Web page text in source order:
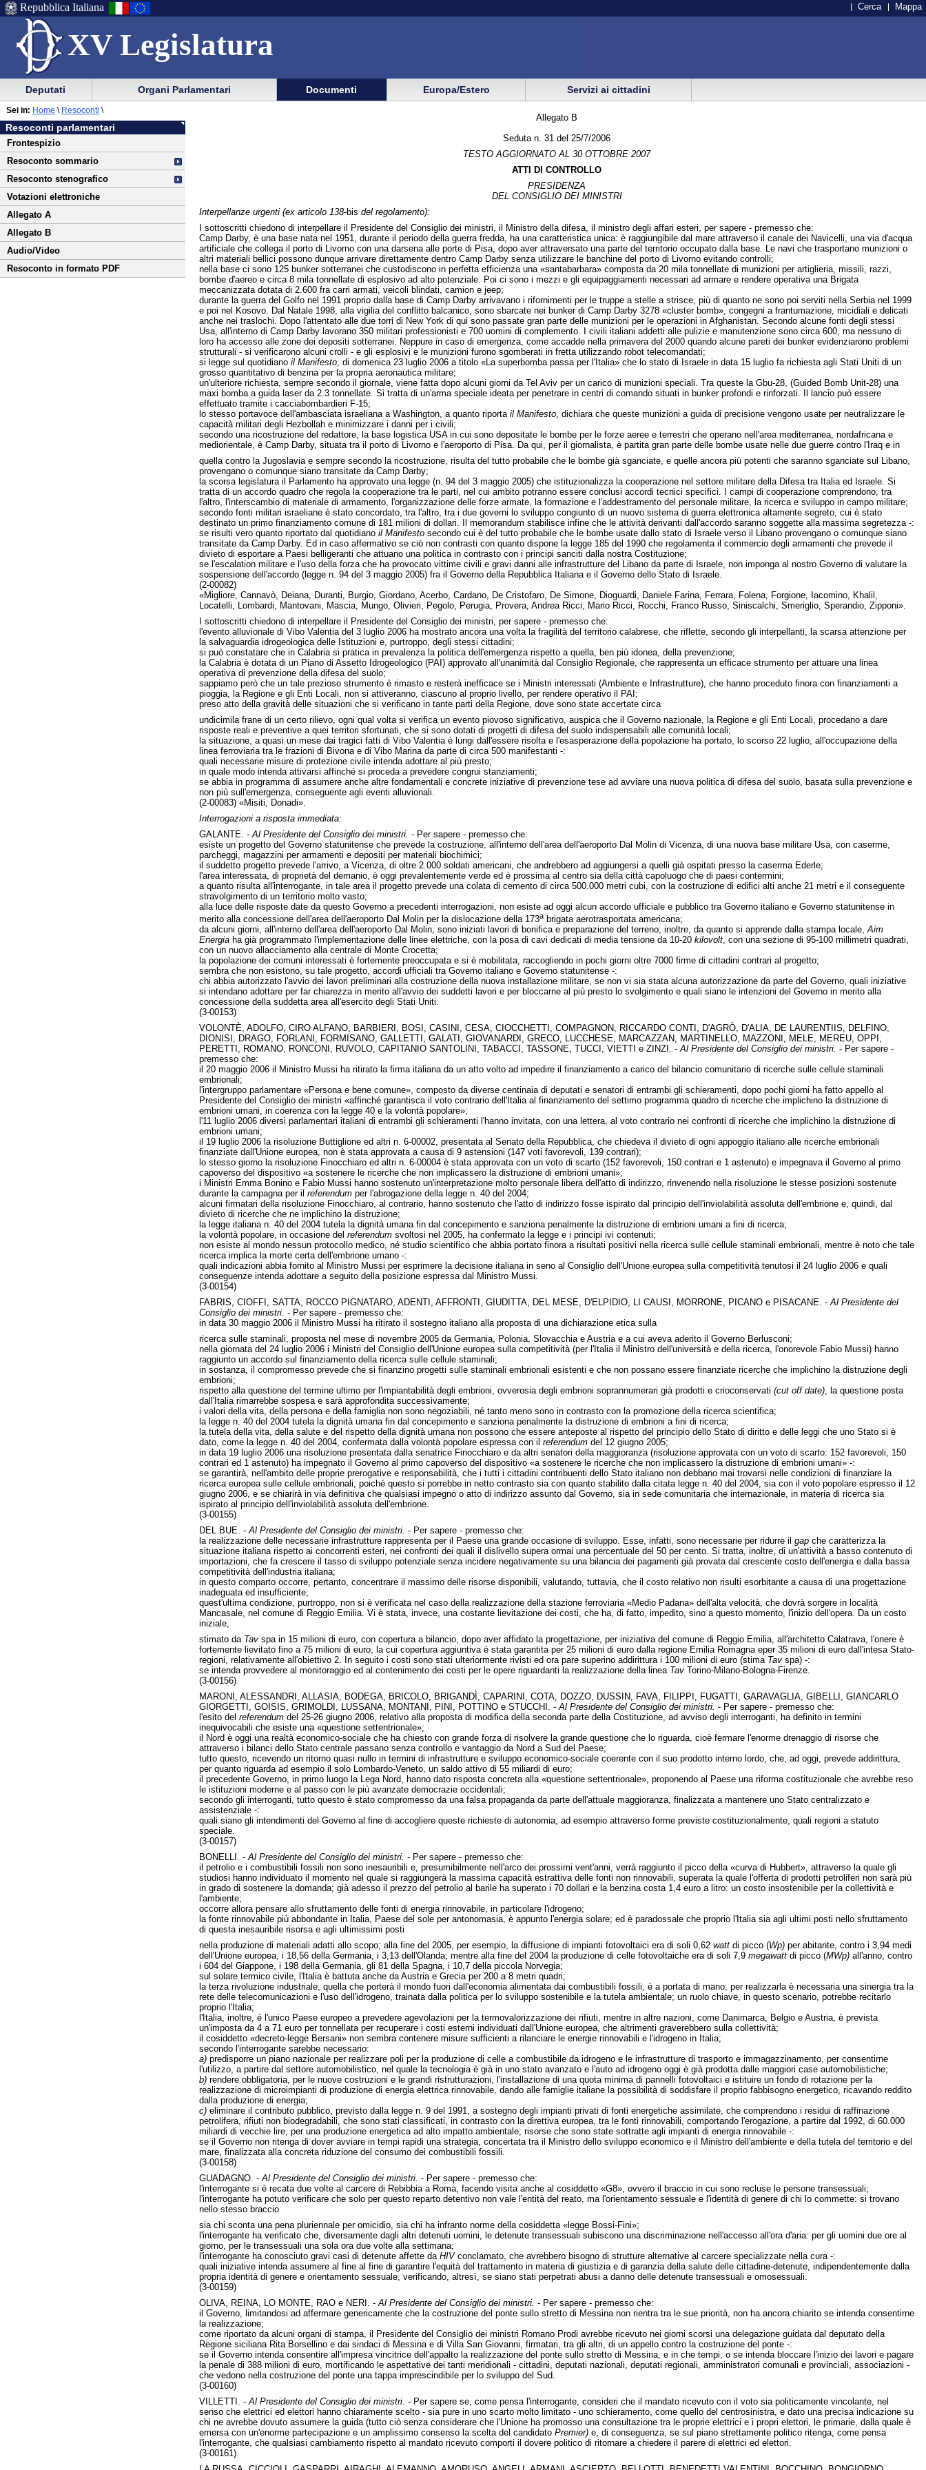
XV Legislatura
Menu
di
ausilio
alla
navigazione
Menu
di
navigazione
principale
Repubblica Italiana Cerca Mappa
Menu
di
navigazione
principale
menu
di
sezione
Deputati Organi Parlamentari Documenti Europa/Estero Servizi ai cittadini
Vai
al
contenuto
Resoconti parlamentari
Frontespizio
Resoconto sommario
Resoconto stenografico
Votazioni elettroniche
Allegato A
Allegato B
Audio/Video
Resoconto in formato PDF
Sei in: Home \ Resoconti \
Allegato B
Seduta n. 31 del 25/7/2006
TESTO AGGIORNATO AL 30 OTTOBRE 2007
ATTI DI CONTROLLO
PRESIDENZA
DEL CONSIGLIO DEI MINISTRI
Interpellanze urgenti (ex articolo 138-bis del regolamento):
I sottoscritti chiedono di interpellare il Presidente del Consiglio dei ministri, il Ministro della difesa, il ministro degli affari esteri, per sapere - premesso che:
Camp Darby, è una base nata nel 1951, durante il periodo della guerra fredda, ha una caratteristica unica: è raggiungibile dal mare attraverso il canale dei Navicelli, una via d'acqua
artificiale che collega il porto di Livorno con una darsena alle porte di Pisa, dopo aver attraversato una parte del territorio occupato dalla base. Le navi che trasportano munizioni o
altri materiali bellici possono dunque arrivare direttamente dentro Camp Darby senza utilizzare le banchine del porto di Livorno evitando controlli;
nella base ci sono 125 bunker sotterranei che custodiscono in perfetta efficienza una «santabarbara» composta da 20 mila tonnellate di munizioni per artiglieria, missili, razzi,
bombe d'aereo e circa 8 mila tonnellate di esplosivo ad alto potenziale. Poi ci sono i mezzi e gli equipaggiamenti necessari ad armare e rendere operativa una Brigata
meccanizzata dotata di 2.600 fra carri armati, veicoli blindati, camion e jeep;
durante la guerra del Golfo nel 1991 proprio dalla base di Camp Darby arrivavano i rifornimenti per le truppe a stelle a strisce, più di quanto ne sono poi serviti nella Serbia nel 1999
e poi nel Kosovo. Dal Natale 1998, alla vigilia del conflitto balcanico, sono sbarcate nei bunker di Camp Darby 3278 «cluster bomb», congegni a frantumazione, micidiali e delicati
anche nei traslochi. Dopo l'attentato alle due torri di New York di qui sono passate gran parte delle munizioni per le operazioni in Afghanistan. Secondo alcune fonti degli stessi
Usa, all'interno di Camp Darby lavorano 350 militari professionisti e 700 uomini di complemento. I civili italiani addetti alle pulizie e manutenzione sono circa 600, ma nessuno di
loro ha accesso alle zone dei depositi sotterranei. Neppure in caso di emergenza, come accadde nella primavera del 2000 quando alcune pareti dei bunker evidenziarono problemi
strutturali - si verificarono alcuni crolli - e gli esplosivi e le munizioni furono sgomberati in fretta utilizzando robot telecomandati;
si legge sul quotidiano il Manifesto, di domenica 23 luglio 2006 a titolo «La superbomba passa per l'Italia» che lo stato di Israele in data 15 luglio fa richiesta agli Stati Uniti di un
grosso quantitativo di benzina per la propria aeronautica militare;
un'ulteriore richiesta, sempre secondo il giornale, viene fatta dopo alcuni giorni da Tel Aviv per un carico di munizioni speciali. Tra queste la Gbu-28, (Guided Bomb Unit-28) una
maxi bomba a guida laser da 2.3 tonnellate. Si tratta di un'arma speciale ideata per penetrare in centri di comando situati in bunker profondi e rinforzati. Il lancio può essere
effettuato tramite i cacciabombardieri F-15;
lo stesso portavoce dell'ambasciata israeliana a Washington, a quanto riporta il Manifesto, dichiara che queste munizioni a guida di precisione vengono usate per neutralizzare le
capacità militari degli Hezbollah e minimizzare i danni per i civili;
secondo una ricostruzione del redattore, la base logistica USA in cui sono depositate le bombe per le forze aeree e terrestri che operano nell'area mediterranea, nordafricana e
mediorientale, è Camp Darby, situata tra il porto di Livorno e l'aeroporto di Pisa. Da qui, per il giornalista, è partita gran parte delle bombe usate nelle due guerre contro l'Iraq e in
quella contro la Jugoslavia e sempre secondo la ricostruzione, risulta del tutto probabile che le bombe già sganciate, e quelle ancora più potenti che saranno sganciate sul Libano,
provengano o comunque siano transitate da Camp Darby;
la scorsa legislatura il Parlamento ha approvato una legge (n. 94 del 3 maggio 2005) che istituzionalizza la cooperazione nel settore militare della Difesa tra Italia ed Israele. Si
tratta di un accordo quadro che regola la cooperazione tra le parti, nel cui ambito potranno essere conclusi accordi tecnici specifici. I campi di cooperazione comprendono, tra
l'altro, l'interscambio di materiale di armamento, l'organizzazione delle forze armate, la formazione e l'addestramento del personale militare, la ricerca e sviluppo in campo militare;
secondo fonti militari israeliane è stato concordato, tra l'altro, tra i due governi lo sviluppo congiunto di un nuovo sistema di guerra elettronica altamente segreto, cui è stato
destinato un primo finanziamento comune di 181 milioni di dollari. Il memorandum stabilisce infine che le attività derivanti dall'accordo saranno soggette alla massima segretezza -:
se risulti vero quanto riportato dal quotidiano il Manifestosecondo cui è del tutto probabile che le bombe usate dallo stato di Israele verso il Libano provengano o comunque siano
transitate da Camp Darby. Ed in caso affermativo se ciò non contrasti con quanto dispone la legge 185 del 1990 che regolamenta il commercio degli armamenti che prevede il
divieto di esportare a Paesi belligeranti che attuano una politica in contrasto con i principi sanciti dalla nostra Costituzione;
se l'escalation militare e l'uso della forza che ha provocato vittime civili e gravi danni alle infrastrutture del Libano da parte di Israele, non imponga al nostro Governo di valutare la
sospensione dell'accordo (legge n. 94 del 3 maggio 2005) fra il Governo della Repubblica Italiana e il Governo dello Stato di Israele.
(2-00082)
«Migliore, Cannavò, Deiana, Duranti, Burgio, Giordano, Acerbo, Cardano, De Cristofaro, De Simone, Dioguardi, Daniele Farina, Ferrara, Folena, Forgione, Iacomino, Khalil,
Locatelli, Lombardi, Mantovani, Mascia, Mungo, Olivieri, Pegolo, Perugia, Provera, Andrea Ricci, Mario Ricci, Rocchi, Franco Russo, Siniscalchi, Smeriglio, Sperandio, Zipponi».
I sottoscritti chiedono di interpellare il Presidente del Consiglio dei ministri, per sapere - premesso che:
l'evento alluvionale di Vibo Valentia del 3 luglio 2006 ha mostrato ancora una volta la fragilità del territorio calabrese, che riflette, secondo gli interpellanti, la scarsa attenzione per
la salvaguardia idrogeologica delle Istituzioni e, purtroppo, degli stessi cittadini;
si può constatare che in Calabria si pratica in prevalenza la politica dell'emergenza rispetto a quella, ben più idonea, della prevenzione;
la Calabria è dotata di un Piano di Assetto Idrogeologico (PAI) approvato all'unanimità dal Consiglio Regionale, che rappresenta un efficace strumento per attuare una linea
operativa di prevenzione della difesa del suolo;
sappiamo però che un tale prezioso strumento è rimasto e resterà inefficace se i Ministri interessati (Ambiente e Infrastrutture), che hanno proceduto finora con finanziamenti a
pioggia, la Regione e gli Enti Locali, non si attiveranno, ciascuno al proprio livello, per rendere operativo il PAI;
preso atto della gravità delle situazioni che si verificano in tante parti della Regione, dove sono state accertate circa
undicimila frane di un certo rilievo, ogni qual volta si verifica un evento piovoso significativo, auspica che il Governo nazionale, la Regione e gli Enti Locali, procedano a dare
risposte reali e preventive a quei territori sfortunati, che si sono dotati di progetti di difesa del suolo indispensabili alle comunità locali;
la situazione, a quasi un mese dai tragici fatti di Vibo Valentia è lungi dall'essere risolta e l'esasperazione della popolazione ha portato, lo scorso 22 luglio, all'occupazione della
linea ferroviaria tra le frazioni di Bivona e di Vibo Marina da parte di circa 500 manifestanti -:
quali necessarie misure di protezione civile intenda adottare al più presto;
in quale modo intenda attivarsi affinché si proceda a prevedere congrui stanziamenti;
se abbia in programma di assumere anche altre fondamentali e concrete iniziative di prevenzione tese ad avviare una nuova politica di difesa del suolo, basata sulla prevenzione e
non più sull'emergenza, conseguente agli eventi alluvionali.
(2-00083) «Misiti, Donadi».
Interrogazioni a risposta immediata:
GALANTE. - Al Presidente del Consiglio dei ministri. - Per sapere - premesso che:
esiste un progetto del Governo statunitense che prevede la costruzione, all'interno dell'area dell'aeroporto Dal Molin di Vicenza, di una nuova base militare Usa, con caserme,
parcheggi, magazzini per armamenti e depositi per materiali biochimici;
il suddetto progetto prevede l'arrivo, a Vicenza, di oltre 2.000 soldati americani, che andrebbero ad aggiungersi a quelli già ospitati presso la caserma Ederle;
l'area interessata, di proprietà del demanio, è oggi prevalentemente verde ed è prossima al centro sia della città capoluogo che di paesi contermini;
a quanto risulta all'interrogante, in tale area il progetto prevede una colata di cemento di circa 500.000 metri cubi, con la costruzione di edifici alti anche 21 metri e il conseguente
stravolgimento di un territorio molto vasto;
alla luce delle risposte date da questo Governo a precedenti interrogazioni, non esiste ad oggi alcun accordo ufficiale e pubblico tra Governo italiano e Governo statunitense in
merito alla concessione dell'area dell'aeroporto Dal Molin per la dislocazione della 173abrigata aerotrasportata americana;
da alcuni giorni, all'interno dell'area dell'aeroporto Dal Molin, sono iniziati lavori di bonifica e preparazione del terreno; inoltre, da quanto si apprende dalla stampa locale, Aim
Energiaha già programmato l'implementazione delle linee elettriche, con la posa di cavi dedicati di media tensione da 10-20 kilovolt, con una sezione di 95-100 millimetri quadrati,
con un nuovo allacciamento alla centrale di Monte Crocetta;
la popolazione dei comuni interessati è fortemente preoccupata e si è mobilitata, raccogliendo in pochi giorni oltre 7000 firme di cittadini contrari al progetto;
sembra che non esistono, su tale progetto, accordi ufficiali tra Governo italiano e Governo statunitense -:
chi abbia autorizzato l'avvio dei lavori preliminari alla costruzione della nuova installazione militare, se non vi sia stata alcuna autorizzazione da parte del Governo, quali iniziative
si intendano adottare per far chiarezza in merito all'avvio dei suddetti lavori e per bloccarne al più presto lo svolgimento e quali siano le intenzioni del Governo in merito alla
concessione della suddetta area all'esercito degli Stati Uniti.
(3-00153)
VOLONTÈ, ADOLFO, CIRO ALFANO, BARBIERI, BOSI, CASINI, CESA, CIOCCHETTI, COMPAGNON, RICCARDO CONTI, D'AGRÒ, D'ALIA, DE LAURENTIIS, DELFINO,
DIONISI, DRAGO, FORLANI, FORMISANO, GALLETTI, GALATI, GIOVANARDI, GRECO, LUCCHESE, MARCAZZAN, MARTINELLO, MAZZONI, MELE, MEREU, OPPI,
PERETTI, ROMANO, RONCONI, RUVOLO, CAPITANIO SANTOLINI, TABACCI, TASSONE, TUCCI, VIETTI e ZINZI. - Al Presidente del Consiglio dei ministri. - Per sapere -
premesso che:
il 20 maggio 2006 il Ministro Mussi ha ritirato la firma italiana da un atto volto ad impedire il finanziamento a carico del bilancio comunitario di ricerche sulle cellule staminali
embrionali;
l'intergruppo parlamentare «Persona e bene comune», composto da diverse centinaia di deputati e senatori di entrambi gli schieramenti, dopo pochi giorni ha fatto appello al
Presidente del Consiglio dei ministri «affinché garantisca il voto contrario dell'Italia al finanziamento del settimo programma quadro di ricerche che implichino la distruzione di
embrioni umani, in coerenza con la legge 40 e la volontà popolare»;
l'11 luglio 2006 diversi parlamentari italiani di entrambi gli schieramenti l'hanno invitata, con una lettera, al voto contrario nei confronti di ricerche che implichino la distruzione di
embrioni umani;
il 19 luglio 2006 la risoluzione Buttiglione ed altri n. 6-00002, presentata al Senato della Repubblica, che chiedeva il divieto di ogni appoggio italiano alle ricerche embrionali
finanziate dall'Unione europea, non è stata approvata a causa di 9 astensioni (147 voti favorevoli, 139 contrari);
lo stesso giorno la risoluzione Finocchiaro ed altri n. 6-00004 è stata approvata con un voto di scarto (152 favorevoli, 150 contrari e 1 astenuto) e impegnava il Governo al primo
capoverso del dispositivo «a sostenere le ricerche che non implicassero la distruzione di embrioni umani»;
i Ministri Emma Bonino e Fabio Mussi hanno sostenuto un'interpretazione molto personale libera dell'atto di indirizzo, rinvenendo nella risoluzione le stesse posizioni sostenute
durante la campagna per il referendumper l'abrogazione della legge n. 40 del 2004;
alcuni firmatari della risoluzione Finocchiaro, al contrario, hanno sostenuto che l'atto di indirizzo fosse ispirato dal principio dell'inviolabilità assoluta dell'embrione e, quindi, dal
divieto di ricerche che ne implichino la distruzione;
la legge italiana n. 40 del 2004 tutela la dignità umana fin dal concepimento e sanziona penalmente la distruzione di embrioni umani a fini di ricerca;
la volontà popolare, in occasione del referendumsvoltosi nel 2005, ha confermato la legge e i principi ivi contenuti;
non esiste al mondo nessun protocollo medico, né studio scientifico che abbia portato finora a risultati positivi nella ricerca sulle cellule staminali embrionali, mentre è noto che tale
ricerca implica la morte certa dell'embrione umano -:
quali indicazioni abbia fornito al Ministro Mussi per esprimere la decisione italiana in seno al Consiglio dell'Unione europea sulla competitività tenutosi il 24 luglio 2006 e quali
conseguenze intenda adottare a seguito della posizione espressa dal Ministro Mussi.
(3-00154)
FABRIS, CIOFFI, SATTA, ROCCO PIGNATARO, ADENTI, AFFRONTI, GIUDITTA, DEL MESE, D'ELPIDIO, LI CAUSI, MORRONE, PICANO e PISACANE. - Al Presidente del
Consiglio dei ministri. - Per sapere - premesso che:
in data 30 maggio 2006 il Ministro Mussi ha ritirato il sostegno italiano alla proposta di una dichiarazione etica sulla
ricerca sulle staminali, proposta nel mese di novembre 2005 da Germania, Polonia, Slovacchia e Austria e a cui aveva aderito il Governo Berlusconi;
nella giornata del 24 luglio 2006 i Ministri del Consiglio dell'Unione europea sulla competitività (per l'Italia il Ministro dell'università e della ricerca, l'onorevole Fabio Mussi) hanno
raggiunto un accordo sul finanziamento della ricerca sulle cellule staminali;
in sostanza, il compromesso prevede che si finanzino progetti sulle staminali embrionali esistenti e che non possano essere finanziate ricerche che implichino la distruzione degli
embrioni;
rispetto alla questione del termine ultimo per l'impiantabilità degli embrioni, ovverosia degli embrioni soprannumerari già prodotti e crioconservati (cut off date), la questione posta
dall'Italia rimarrebbe sospesa e sarà approfondita successivamente;
i valori della vita, della persona e della famiglia non sono negoziabili, né tanto meno sono in contrasto con la promozione della ricerca scientifica;
la legge n. 40 del 2004 tutela la dignità umana fin dal concepimento e sanziona penalmente la distruzione di embrioni a fini di ricerca;
la tutela della vita, della salute e del rispetto della dignità umana non possono che essere anteposte al rispetto del principio dello Stato di diritto e delle leggi che uno Stato si è
dato, come la legge n. 40 del 2004, confermata dalla volontà popolare espressa con il referendumdel 12 giugno 2005;
in data 19 luglio 2006 una risoluzione presentata dalla senatrice Finocchiaro e da altri senatori della maggioranza (risoluzione approvata con un voto di scarto: 152 favorevoli, 150
contrari ed 1 astenuto) ha impegnato il Governo al primo capoverso del dispositivo «a sostenere le ricerche che non implicassero la distruzione di embrioni umani» -:
se garantirà, nell'ambito delle proprie prerogative e responsabilità, che i tutti i cittadini contribuenti dello Stato italiano non debbano mai trovarsi nelle condizioni di finanziare la
ricerca europea sulle cellule embrionali, poiché questo si porrebbe in netto contrasto sia con quanto stabilito dalla citata legge n. 40 del 2004, sia con il voto popolare espresso il 12
giugno 2006, e se chiarirà in via definitiva che qualsiasi impegno o atto di indirizzo assunto dal Governo, sia in sede comunitaria che internazionale, in materia di ricerca sia
ispirato al principio dell'inviolabilità assoluta dell'embrione.
(3-00155)
DEL BUE. - Al Presidente del Consiglio dei ministri. - Per sapere - premesso che:
la realizzazione delle necessarie infrastrutture rappresenta per il Paese una grande occasione di sviluppo. Esse, infatti, sono necessarie per ridurre il gapche caratterizza la
situazione italiana rispetto ai concorrenti esteri, nei confronti dei quali il dislivello supera ormai una percentuale del 50 per cento. Si tratta, inoltre, di un'attività a basso contenuto di
importazioni, che fa crescere il tasso di sviluppo potenziale senza incidere negativamente su una bilancia dei pagamenti già provata dal crescente costo dell'energia e dalla bassa
competitività dell'industria italiana;
in questo comparto occorre, pertanto, concentrare il massimo delle risorse disponibili, valutando, tuttavia, che il costo relativo non risulti esorbitante a causa di una progettazione
inadeguata ed insufficiente;
quest'ultima condizione, purtroppo, non si è verificata nel caso della realizzazione della stazione ferroviaria «Medio Padana» dell'alta velocità, che dovrà sorgere in località
Mancasale, nel comune di Reggio Emilia. Vi è stata, invece, una costante lievitazione dei costi, che ha, di fatto, impedito, sino a questo momento, l'inizio dell'opera. Da un costo
iniziale,
stimato da Tavspa in 15 milioni di euro, con copertura a bilancio, dopo aver affidato la progettazione, per iniziativa del comune di Reggio Emilia, all'architetto Calatrava, l'onere è
fortemente lievitato fino a 75 milioni di euro, la cui copertura aggiuntiva è stata garantita per 25 milioni di euro dalla regione Emilia Romagna eper 35 milioni di euro dall'intesa Stato-
regioni, relativamente all'obiettivo 2. In seguito i costi sono stati ulteriormente rivisti ed ora pare superino addirittura i 100 milioni di euro (stima Tavspa) -:
se intenda provvedere al monitoraggio ed al contenimento dei costi per le opere riguardanti la realizzazione della linea TavTorino-Milano-Bologna-Firenze.
(3-00156)
MARONI, ALESSANDRI, ALLASIA, BODEGA, BRICOLO, BRIGANDÌ, CAPARINI, COTA, DOZZO, DUSSIN, FAVA, FILIPPI, FUGATTI, GARAVAGLIA, GIBELLI, GIANCARLO
GIORGETTI, GOISIS, GRIMOLDI, LUSSANA, MONTANI, PINI, POTTINO e STUCCHI. - Al Presidente del Consiglio dei ministri. - Per sapere - premesso che:
l'esito del referendumdel 25-26 giugno 2006, relativo alla proposta di modifica della seconda parte della Costituzione, ad avviso degli interroganti, ha definito in termini
inequivocabili che esiste una «questione settentrionale»;
il Nord è oggi una realtà economico-sociale che ha chiesto con grande forza di risolvere la grande questione che lo riguarda, cioè fermare l'enorme drenaggio di risorse che
attraverso i bilanci dello Stato centrale passano senza controllo e vantaggio da Nord a Sud del Paese;
tutto questo, ricevendo un ritorno quasi nullo in termini di infrastrutture e sviluppo economico-sociale coerente con il suo prodotto interno lordo, che, ad oggi, prevede addirittura,
per quanto riguarda ad esempio il solo Lombardo-Veneto, un saldo attivo di 55 miliardi di euro;
il precedente Governo, in primo luogo la Lega Nord, hanno dato risposta concreta alla «questione settentrionale», proponendo al Paese una riforma costituzionale che avrebbe reso
le istituzioni moderne e al passo con le più avanzate democrazie occidentali;
secondo gli interroganti, tutto questo è stato compromesso da una falsa propaganda da parte dell'attuale maggioranza, finalizzata a mantenere uno Stato centralizzato e
assistenziale -:
quali siano gli intendimenti del Governo al fine di accogliere queste richieste di autonomia, ad esempio attraverso forme previste costituzionalmente, quali regioni a statuto
speciale.
(3-00157)
BONELLI. - Al Presidente del Consiglio dei ministri. - Per sapere - premesso che:
il petrolio e i combustibili fossili non sono inesauribili e, presumibilmente nell'arco dei prossimi vent'anni, verrà raggiunto il picco della «curva di Hubbert», attraverso la quale gli
studiosi hanno individuato il momento nel quale si raggiungerà la massima capacità estrattiva delle fonti non rinnovabili, superata la quale l'offerta di prodotti petroliferi non sarà più
in grado di sostenere la domanda; già adesso il prezzo del petrolio al barile ha superato i 70 dollari e la benzina costa 1,4 euro a litro: un costo insostenibile per la collettività e
l'ambiente;
occorre allora pensare allo sfruttamento delle fonti di energia rinnovabile, in particolare l'idrogeno;
la fonte rinnovabile più abbondante in Italia, Paese del sole per antonomasia, è appunto l'energia solare; ed è paradossale che proprio l'Italia sia agli ultimi posti nello sfruttamento
di questa inesauribile risorsa e agli ultimissimi posti
nella produzione di materiali adatti allo scopo; alla fine del 2005, per esempio, la diffusione di impianti fotovoltaici era di soli 0,62 wattdi picco (Wp)per abitante, contro i 3,94 medi
dell'Unione europea, i 18,56 della Germania, i 3,13 dell'Olanda; mentre alla fine del 2004 la produzione di celle fotovoltaiche era di soli 7,9 megawattdi picco (MWp)all'anno, contro
i 604 del Giappone, i 198 della Germania, gli 81 della Spagna, i 10,7 della piccola Norvegia;
sul solare termico civile, l'Italia è battuta anche da Austria e Grecia per 200 a 8 metri quadri;
la terza rivoluzione industriale, quella che porterà il mondo fuori dall'economia alimentata dai combustibili fossili, è a portata di mano; per realizzarla è necessaria una sinergia tra la
rete delle telecomunicazioni e l'uso dell'idrogeno, trainata dalla politica per lo sviluppo sostenibile e la tutela ambientale; un ruolo chiave, in questo scenario, potrebbe recitarlo
proprio l'Italia;
l'Italia, inoltre, è l'unico Paese europeo a prevedere agevolazioni per la termovalorizzazione dei rifiuti, mentre in altre nazioni, come Danimarca, Belgio e Austria, è prevista
un'imposta da 4 a 71 euro per tonnellata per recuperare i costi esterni individuati dall'Unione europea, che altrimenti graverebbero sulla collettività;
il cosiddetto «decreto-legge Bersani» non sembra contenere misure sufficienti a rilanciare le energie rinnovabili e l'idrogeno in Italia;
secondo l'interrogante sarebbe necessario:
a)predisporre un piano nazionale per realizzare poli per la produzione di celle a combustibile da idrogeno e le infrastrutture di trasporto e immagazzinamento, per consentirne
l'utilizzo, a partire dal settore automobilistico, nel quale la tecnologia è già in uno stato avanzato e l'auto ad idrogeno oggi è già prodotta dalle maggiori case automobilistiche;
b)rendere obbligatoria, per le nuove costruzioni e le grandi ristrutturazioni, l'installazione di una quota minima di pannelli fotovoltaici e istituire un fondo di rotazione per la
realizzazione di microimpianti di produzione di energia elettrica rinnovabile, dando alle famiglie italiane la possibilità di soddisfare il proprio fabbisogno energetico, ricavando reddito
dalla produzione di energia;
c)eliminare il contributo pubblico, previsto dalla legge n. 9 del 1991, a sostegno degli impianti privati di fonti energetiche assimilate, che comprendono i residui di raffinazione
petrolifera, rifiuti non biodegradabili, che sono stati classificati, in contrasto con la direttiva europea, tra le fonti rinnovabili, comportando l'erogazione, a partire dal 1992, di 60.000
miliardi di vecchie lire, per una produzione energetica ad alto impatto ambientale; risorse che sono state sottratte agli impianti di energia rinnovabile -:
se il Governo non ritenga di dover avviare in tempi rapidi una strategia, concertata tra il Ministro dello sviluppo economico e il Ministro dell'ambiente e della tutela del territorio e del
mare, finalizzata alla concreta riduzione del consumo dei combustibili fossili.
(3-00158)
GUADAGNO. - Al Presidente del Consiglio dei ministri. - Per sapere - premesso che:
l'interrogante si è recata due volte al carcere di Rebibbia a Roma, facendo visita anche al cosiddetto «G8», ovvero il braccio in cui sono recluse le persone transessuali;
l'interrogante ha potuto verificare che solo per questo reparto detentivo non vale l'entità del reato, ma l'orientamento sessuale e l'identità di genere di chi lo commette: si trovano
nello stesso braccio
sia chi sconta una pena pluriennale per omicidio, sia chi ha infranto norme della cosiddetta «legge Bossi-Fini»;
l'interrogante ha verificato che, diversamente dagli altri detenuti uomini, le detenute transessuali subiscono una discriminazione nell'accesso all'ora d'aria: per gli uomini due ore al
giorno, per le transessuali una sola ora due volte alla settimana;
l'interrogante ha conosciuto gravi casi di detenute affette da HIVconclamato, che avrebbero bisogno di strutture alternative al carcere specializzate nella cura -:
quali iniziative intenda assumere al fine al fine di garantire l'equità del trattamento in materia di giustizia e di garanzia della salute delle cittadine-detenute, indipendentemente dalla
propria identità di genere e orientamento sessuale, verificando, altresì, se siano stati perpetrati abusi a danno delle detenute transessuali e omosessuali.
(3-00159)
OLIVA, REINA, LO MONTE, RAO e NERI. - Al Presidente del Consiglio dei ministri. - Per sapere - premesso che:
il Governo, limitandosi ad affermare genericamente che la costruzione del ponte sullo stretto di Messina non rientra tra le sue priorità, non ha ancora chiarito se intenda consentirne
la realizzazione;
come riportato da alcuni organi di stampa, il Presidente del Consiglio dei ministri Romano Prodi avrebbe ricevuto nei giorni scorsi una delegazione guidata dal deputato della
Regione siciliana Rita Borsellino e dai sindaci di Messina e di Villa San Giovanni, firmatari, tra gli altri, di un appello contro la costruzione del ponte -:
se il Governo intenda consentire all'impresa vincitrice dell'appalto la realizzazione del ponte sullo stretto di Messina, e in che tempi, o se intenda bloccare l'inizio dei lavori e pagare
la penale di 388 milioni di euro, mortificando le aspettative dei tanti meridionali - cittadini, deputati nazionali, deputati regionali, amministratori comunali e provinciali, associazioni -
che vedono nella costruzione del ponte una tappa imprescindibile per lo sviluppo del Sud.
(3-00160)
VILLETTI. - Al Presidente del Consiglio dei ministri. - Per sapere se, come pensa l'interrogante, consideri che il mandato ricevuto con il voto sia politicamente vincolante, nel
senso che elettrici ed elettori hanno chiaramente scelto - sia pure in uno scarto molto limitato - uno schieramento, come quello del centrosinistra, e dato una precisa indicazione su
chi ne avrebbe dovuto assumere la guida (tutto ciò senza considerare che l'Unione ha promosso una consultazione tra le proprie elettrici e i propri elettori, le primarie, dalla quale è
emersa con un'enorme partecipazione e un amplissimo consenso la scelta del candidato Premier)e, di conseguenza, se sul piano strettamente politico ritenga, come pensa
l'interrogante, che qualsiasi cambiamento rispetto al mandato ricevuto comporti il dovere politico di ritornare a chiedere il parere di elettrici ed elettori.
(3-00161)